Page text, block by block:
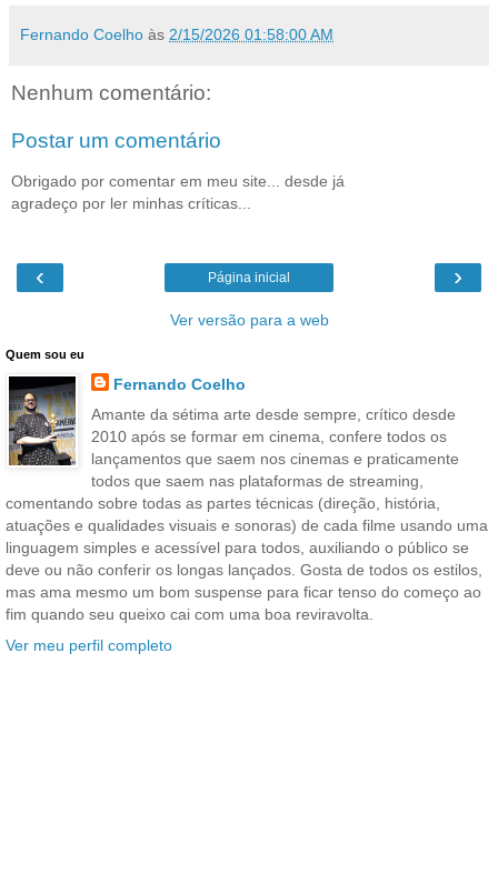
Fernando Coelho às 2/15/2026 01:58:00 AM
Nenhum comentário:
Postar um comentário
Obrigado por comentar em meu site... desde já
agradeço por ler minhas críticas...
‹ ›
Página inicial
Ver versão para a web
Quem sou eu
Fernando Coelho
Amante da sétima arte desde sempre, crítico desde
2010 após se formar em cinema, confere todos os
lançamentos que saem nos cinemas e praticamente
todos que saem nas plataformas de streaming,
comentando sobre todas as partes técnicas (direção, história,
atuações e qualidades visuais e sonoras) de cada filme usando uma
linguagem simples e acessível para todos, auxiliando o público se
deve ou não conferir os longas lançados. Gosta de todos os estilos,
mas ama mesmo um bom suspense para ficar tenso do começo ao
fim quando seu queixo cai com uma boa reviravolta.
Ver meu perfil completo